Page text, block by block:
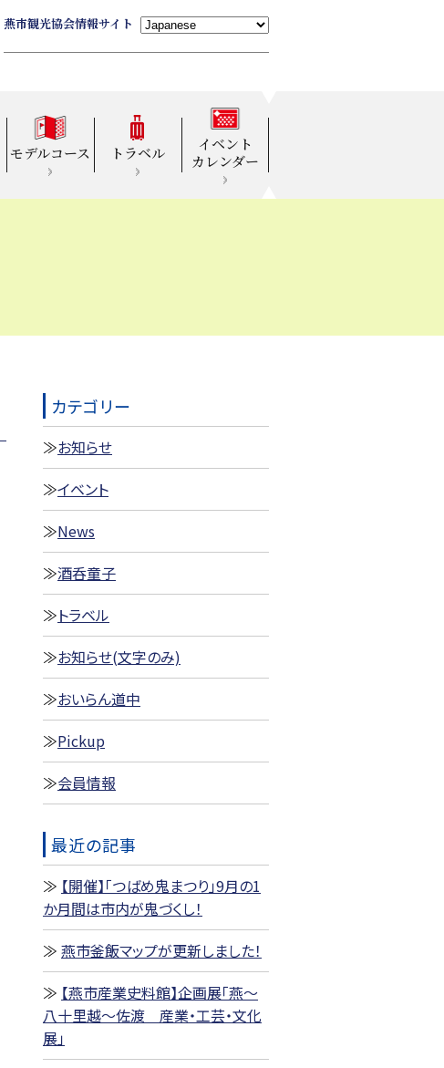
燕市観光協会情報サイト
モデルコース トラベル
イベント
カレンダー
カテゴリー
お知らせ
イベント
News
酒呑童子
トラベル
お知らせ(文字のみ)
おいらん道中
Pickup
会員情報
最近の記事
【開催】「つばめ鬼まつり」9月の1
か月間は市内が鬼づくし！
燕市釜飯マップが更新しました！
【燕市産業史料館】企画展「燕～
八十里越～佐渡 産業・工芸・文化
展」